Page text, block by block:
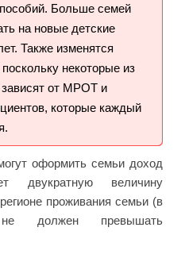
Больше семей
на новые детские
Также изменятся
некоторые из
от МРОТ и
которые каждый
оформить семьи доход
двукратную величину
проживания семьи (в
должен превышать